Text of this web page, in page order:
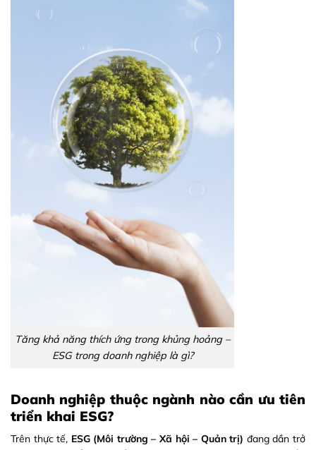
Tăng khả năng thích ứng trong khủng hoảng –
ESG trong doanh nghiệp là gì?
Doanh nghiệp thuộc ngành nào cần ưu tiên
triển khai ESG?
Trên thực tế, ESG (Môi trường – Xã hội – Quản trị) đang dần trở